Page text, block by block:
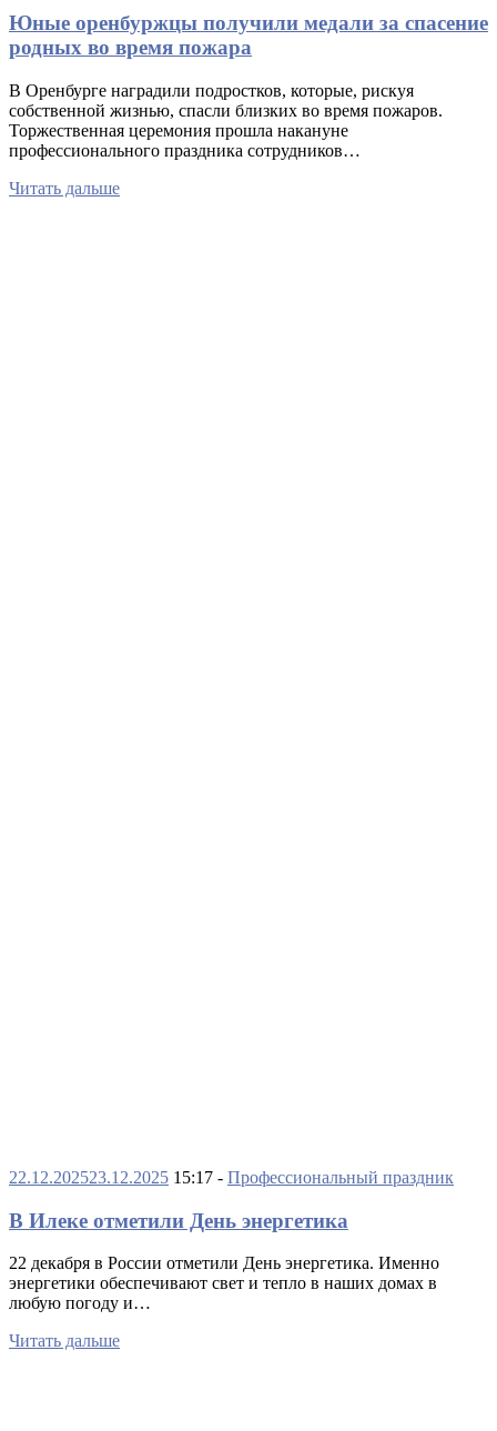
Юные оренбуржцы получили медали за спасение
родных во время пожара
В Оренбурге наградили подростков, которые, рискуя
собственной жизнью, спасли близких во время пожаров.
Торжественная церемония прошла накануне
профессионального праздника сотрудников…
Читать дальше
22.12.202523.12.2025 15:17 - Профессиональный праздник
В Илеке отметили День энергетика
22 декабря в России отметили День энергетика. Именно
энергетики обеспечивают свет и тепло в наших домах в
любую погоду и…
Читать дальше